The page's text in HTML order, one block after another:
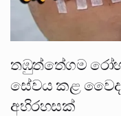
තඹුත්තේගම
සේවය කළ
අභිරහසක්